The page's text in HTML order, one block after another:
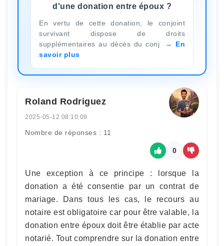
d'une donation entre époux ?
En vertu de cette donation, le conjoint
survivant dispose de droits
supplémentaires au décès du conj
En
savoir plus
Roland Rodriguez
2025-05-12 08:10:09
Nombre de réponses : 11
0
Une exception à ce principe : lorsque la
donation a été consentie par un contrat de
mariage. Dans tous les cas, le recours au
notaire est obligatoire car pour être valable, la
donation entre époux doit être établie par acte
notarié. Tout comprendre sur la donation entre